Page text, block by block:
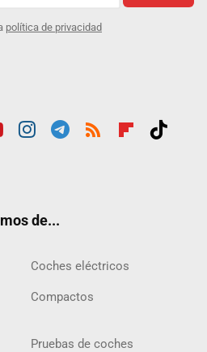
política de privacidad
de...
Coches eléctricos
Compactos
Pruebas de coches